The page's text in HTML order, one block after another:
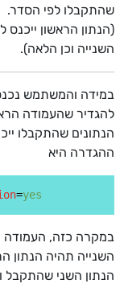
שהתקבלו לפי הסדר.
(הנתון הראשון
השנייה וכן הלאה).
במידה והמשתמש
הנתונים שהתקבלו
ההגדרה היא
=yes
השנייה תהיה הנתון
הנתון השני שהתקבל